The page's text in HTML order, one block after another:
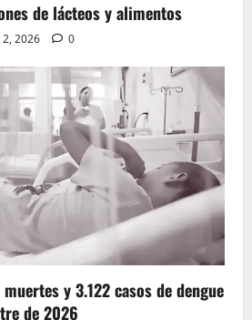
de lácteos y alimentos
2, 2026 0
y 3.122 casos de dengue
de 2026